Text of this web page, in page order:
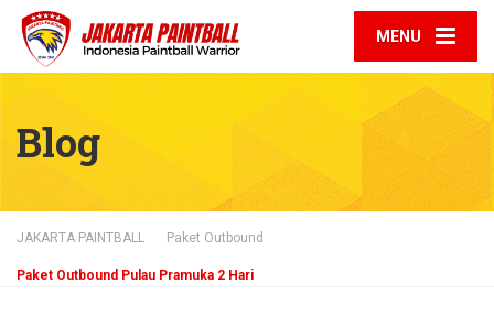
MENU
Blog
JAKARTA PAINTBALL Paket Outbound
Paket Outbound Pulau Pramuka 2 Hari